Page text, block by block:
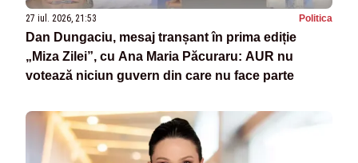
27 iul. 2026, 21:53 Politica
Dan Dungaciu, mesaj tranșant în prima ediție
„Miza Zilei”, cu Ana Maria Păcuraru: AUR nu
votează niciun guvern din care nu face parte